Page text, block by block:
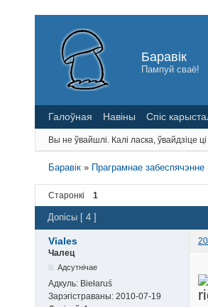
Баравік
Пампуй сваё!
Галоўная Навіны Спіс
Вы не ўвайшлі. Калі ласка, ўвайдзіце
Баравік » Праграмнае забеспячэнне
Старонкі 1
Допісы [ 4 ]
Viales
Чалец
Адсутнічае
Адкуль: Biełaruś
Зарэгістраваны: 2010-07-19